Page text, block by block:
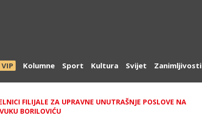
VIP Kolumne Sport Kultura Svijet Zanimljivosti
FILIJALE ZA UPRAVNE UNUTRAŠNJE POSLOVE NA
BORILOVIĆU